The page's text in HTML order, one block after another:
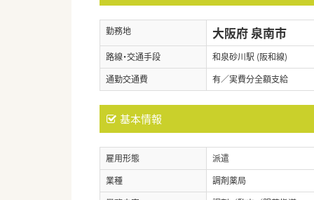
勤務地 大阪府 泉南市
路線・交通手段
和泉砂川駅 (阪和線)
通勤交通費
有／実費分全額支給
基本情報
雇用形態
派遣
業種
調剤薬局